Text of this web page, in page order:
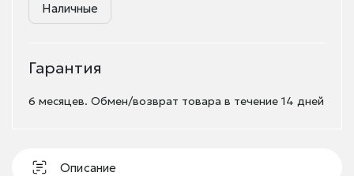
Наличные
Гарантия
6 месяцев. Обмен/возврат товара в течение 14 дней
Описание